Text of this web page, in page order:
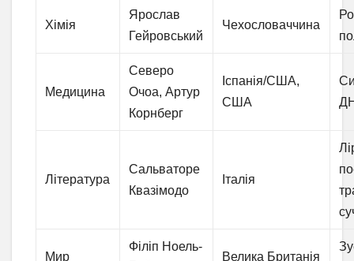
Хімія
Ярослав
Гейровський
Чехословаччина
Медицина
Северо
Очоа, Артур
Корнберг
Іспанія/США,
США
Література
Сальваторе
Квазімодо
Італія
Мир
Філіп Ноель-
Велика Британія